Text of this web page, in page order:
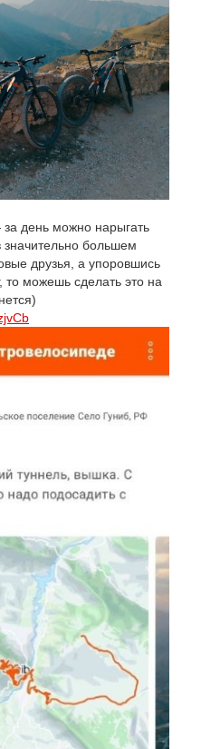
за день можно нарыгать
большем
друзья, а упоровшись
то можешь сделать это на